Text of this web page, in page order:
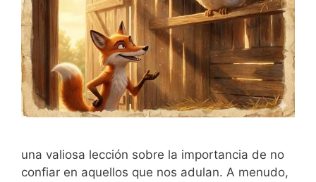
una valiosa lección sobre la importancia de no
confiar en aquellos que nos adulan. A menudo,